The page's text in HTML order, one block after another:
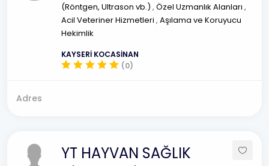
(Röntgen, Ultrason vb.) , Özel Uzmanlık Alanları ,
Acil Veteriner Hizmetleri , Aşılama ve Koruyucu
Hekimlik
KAYSERİ KOCASİNAN
(0)
Adres
YT HAYVAN SAĞLIK